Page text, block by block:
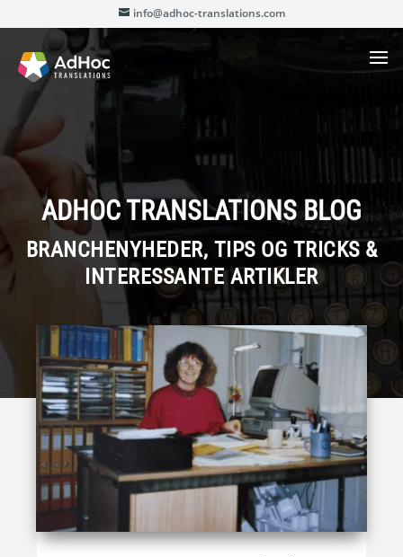
info@adhoc-translations.com
ADHOC TRANSLATIONS BLOG
BRANCHENYHEDER, TIPS OG TRICKS &
INTERESSANTE ARTIKLER